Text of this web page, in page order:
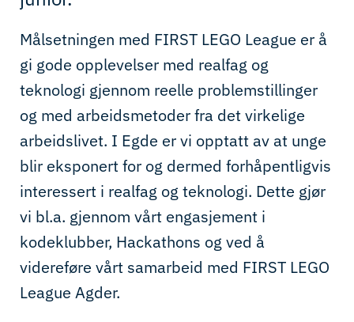
Målsetningen med FIRST LEGO League er å
gi gode opplevelser med realfag og
teknologi gjennom reelle problemstillinger
og med arbeidsmetoder fra det virkelige
arbeidslivet. I Egde er vi opptatt av at unge
blir eksponert for og dermed forhåpentligvis
interessert i realfag og teknologi. Dette gjør
vi bl.a. gjennom vårt engasjement i
kodeklubber, Hackathons og ved å
videreføre vårt samarbeid med FIRST LEGO
League Agder.